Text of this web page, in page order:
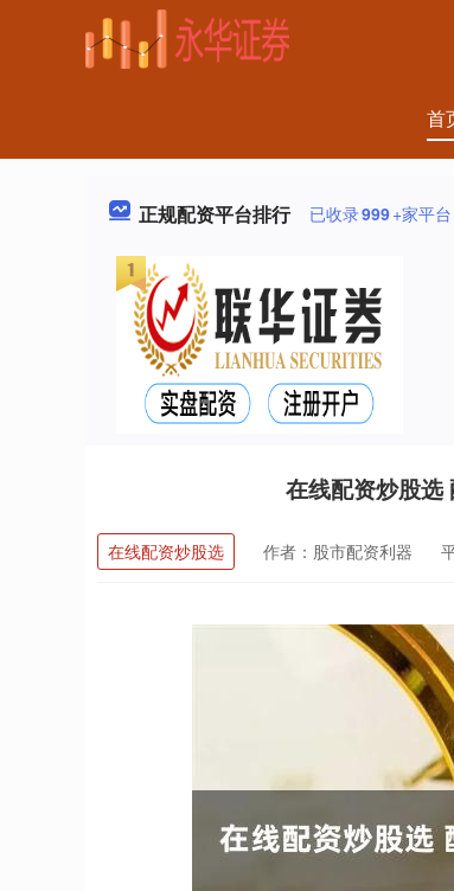
首
正规配资平台排行 已收录999+家平台
在线配资炒股选
在线配资炒股选 作者：股市配资利器